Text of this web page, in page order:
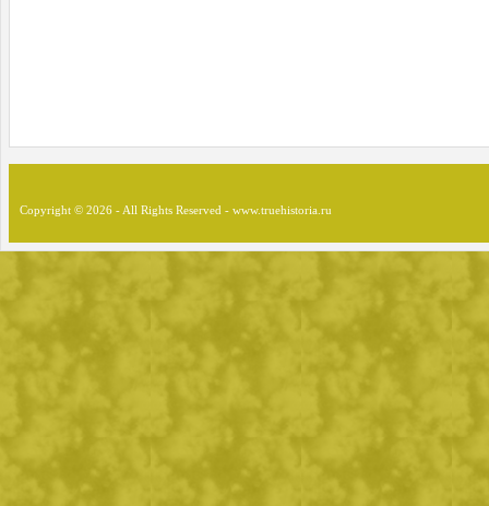
Copyright © 2026 - All Rights Reserved - www.truehistoria.ru